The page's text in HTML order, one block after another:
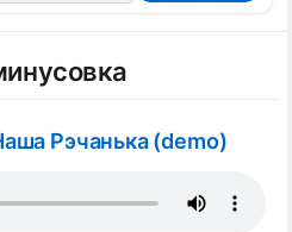
Рэчанька (demo)